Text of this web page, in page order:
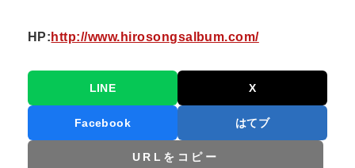
HP: http://www.hirosongsalbum.com/
LINE X
Facebook はてブ
URLをコピー